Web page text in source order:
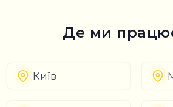
Де ми
Київ